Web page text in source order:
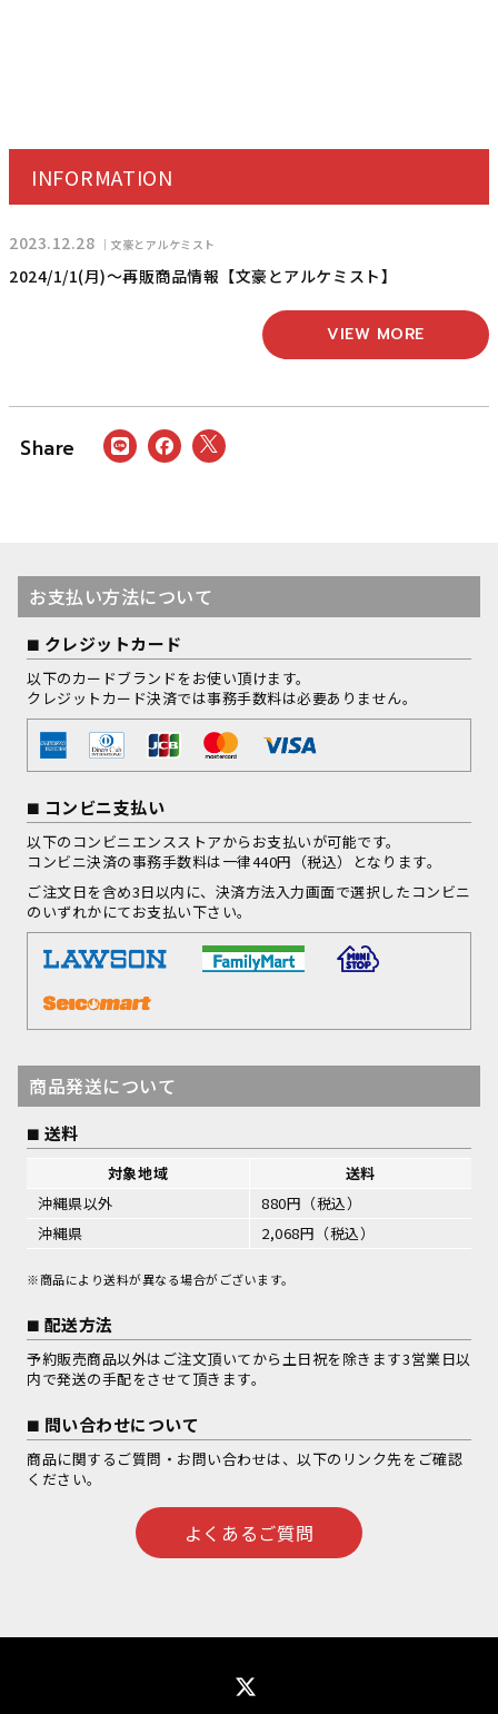
INFORMATION
2023.12.28 文豪とアルケミスト
2024/1/1(月)〜再販商品情報【文豪とアルケミスト】
VIEW MORE
お支払い方法について
クレジットカード
以下のカードブランドをお使い頂けます。
クレジットカード決済では事務手数料は必要ありません。
コンビニ支払い
以下のコンビニエンスストアからお支払いが可能です。
コンビニ決済の事務手数料は一律440円（税込）となります。
ご注文日を含め3日以内に、決済方法入力画面で選択したコンビニ
のいずれかにてお支払い下さい。
商品発送について
送料
対象地域
送料
沖縄県以外
880円（税込）
沖縄県
2,068円（税込）
※商品により送料が異なる場合がございます。
配送方法
予約販売商品以外はご注文頂いてから土日祝を除きます3営業日以
内で発送の手配をさせて頂きます。
問い合わせについて
商品に関するご質問・お問い合わせは、以下のリンク先をご確認
ください。
よくあるご質問